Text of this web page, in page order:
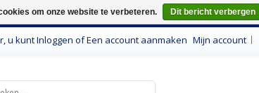
u kuntInloggen ofEen account aanmaken Mijn account
om onze website te verbeteren. Dit bericht verbergen